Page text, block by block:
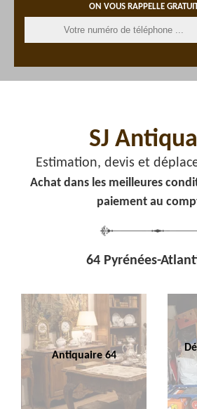
ON VOUS RAPPELLE
SJ
Estimation, devis et
Achat dans les meilleures
paiement au
64 Pyrénées-
Antiquaire 64